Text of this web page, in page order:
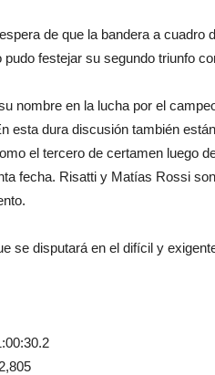
de que la bandera a cuadro
festejar su segundo triunfo
nombre en la lucha por el
esta dura discusión también
el tercero de certamen luego
fecha. Risatti y Matías Rossi
se disputará en el difícil y